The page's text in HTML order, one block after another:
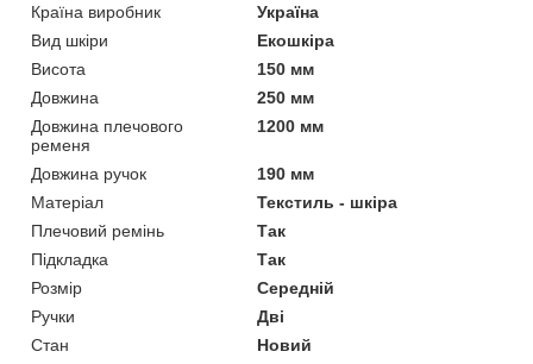
Країна виробник
Україна
Вид шкіри
Екошкіра
Висота
150 мм
Довжина
250 мм
Довжина плечового
ременя
1200 мм
Довжина ручок
190 мм
Матеріал
Текстиль - шкіра
Плечовий ремінь
Так
Підкладка
Так
Розмір
Середній
Ручки
Дві
Стан
Новий